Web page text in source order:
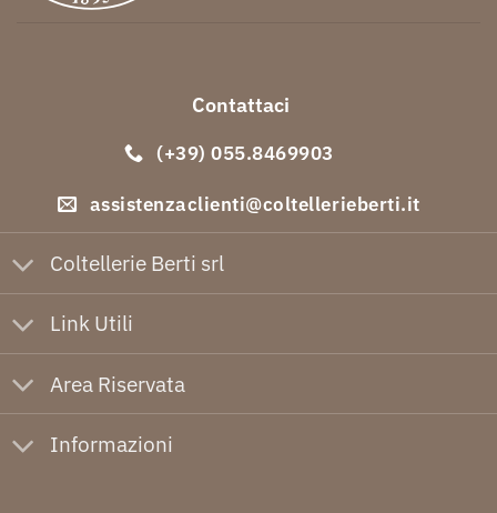
Contattaci
(+39) 055.8469903
assistenzaclienti@coltellerieberti.it
Coltellerie Berti srl
Link Utili
Area Riservata
Informazioni